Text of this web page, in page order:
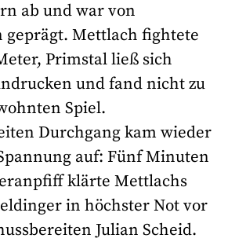
ab und war von
geprägt. Mettlach fightete
Primstal ließ sich
und fand nicht zu
Spiel.
Durchgang kam wieder
auf: Fünf Minuten
klärte Mettlachs
in höchster Not vor
Julian Scheid.